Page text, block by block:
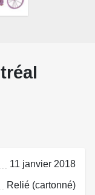
11 janvier 2018
Relié (cartonné)